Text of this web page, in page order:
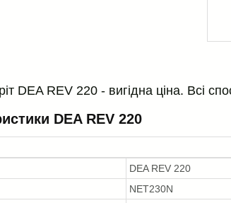
DEA REV 220 - вигідна ціна. Всі
DEA REV 220
DEA REV 220
NET230N